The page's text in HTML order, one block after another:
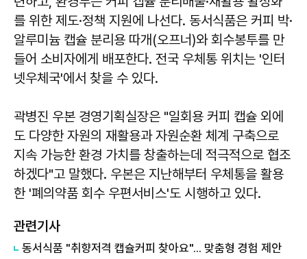
를 위한 제도·정책 지원에 나선다. 동서식품은 커피 박·
알루미늄 캡슐 분리용 따개(오프너)와 회수봉투를 만
들어 소비자에게 배포한다. 전국 우체통 위치는 '인터
넷우체국'에서 찾을 수 있다.
곽병진 우본 경영기획실장은 "일회용 커피 캡슐 외에
도 다양한 자원의 재활용과 자원순환 체계 구축으로
지속 가능한 환경 가치를 창출하는데 적극적으로 협조
하겠다"고 말했다. 우본은 지난해부터 우체통을 활용
한 '폐의약품 회수 우편서비스'도 시행하고 있다.
관련기사
동서식품 "취향저격 캡슐커피 찾아요"... 맞춤형 경험 제안